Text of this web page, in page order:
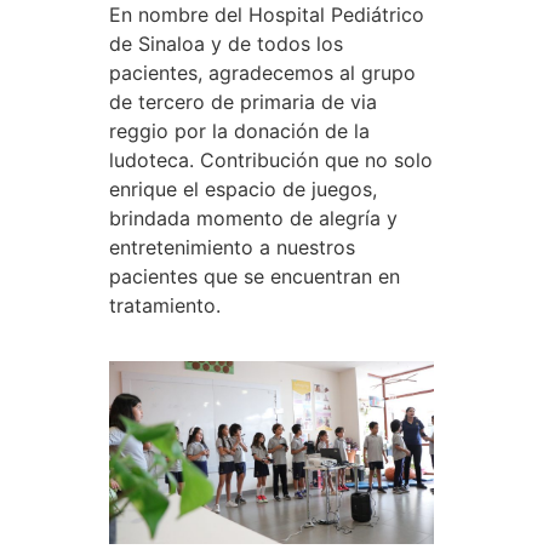
En nombre del Hospital Pediátrico
de Sinaloa y de todos los
pacientes, agradecemos al grupo
de tercero de primaria de via
reggio por la donación de la
ludoteca. Contribución que no solo
enrique el espacio de juegos,
brindada momento de alegría y
entretenimiento a nuestros
pacientes que se encuentran en
tratamiento.